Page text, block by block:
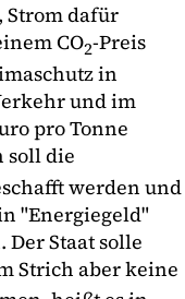
Strom dafür
CO2-Preis
in
und im
pro Tonne
soll die
werden und
"Energiegeld"
Der Staat solle
Strich aber keine